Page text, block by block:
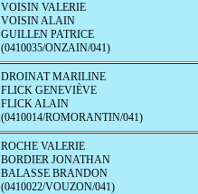
VOISIN VALERIE
VOISIN ALAIN
GUILLEN PATRICE
(0410035/ONZAIN/041)
DROINAT MARILINE
FLICK GENEVIÈVE
FLICK ALAIN
(0410014/ROMORANTIN/041)
ROCHE VALERIE
BORDIER JONATHAN
BALASSE BRANDON
(0410022/VOUZON/041)